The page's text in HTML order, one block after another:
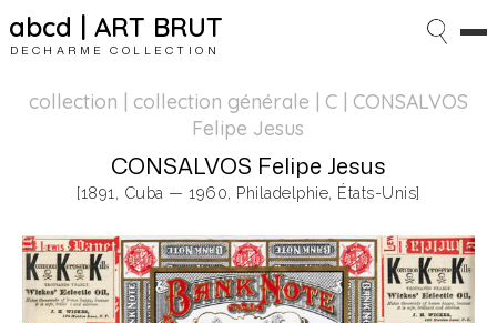
abcd | ART BRUT
DECHARME COLLECTION
collection | collection générale | C | CONSALVOS
Felipe Jesus
CONSALVOS Felipe Jesus
[1891, Cuba — 1960, Philadelphie, États-Unis]